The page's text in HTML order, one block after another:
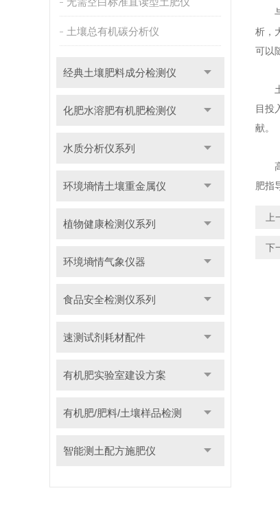
土壤总有机碳分析仪
经典土壤肥料成分检测仪
化肥水溶肥有机肥检测仪
水质分析仪系列
环境墒情土壤重金属仪
植物健康检测仪系列
环境墒情气象仪器
食品安全检测仪系列
速测试剂耗材配件
有机肥实验室建设方案
有机肥/肥料/土壤样品检测
智能测土配方施肥仪
与
析，
可以
土
目投
献。
高
肥指
上
下